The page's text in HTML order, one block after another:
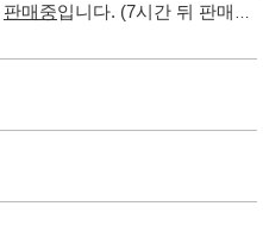
판매중입니다. (7시간 뒤 판매마